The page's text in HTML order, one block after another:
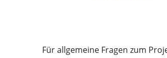
Für allgemeine Fragen zum